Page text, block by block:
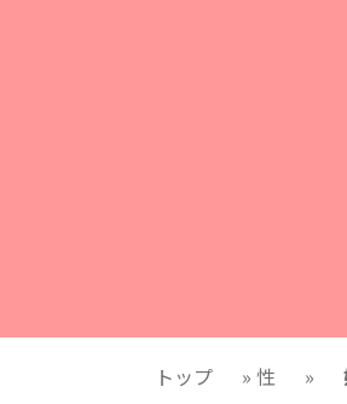
トップ » 性 »